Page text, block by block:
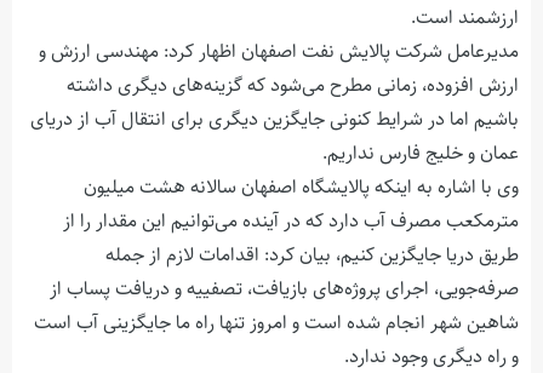
ارزشمند است.
مدیرعامل شرکت پالایش نفت اصفهان اظهار کرد: مهندسی ارزش و
ارزش افزوده، زمانی مطرح می‌شود که گزینه‌های دیگری داشته
باشیم اما در شرایط کنونی جایگزین دیگری برای انتقال آب از دریای
عمان و خلیج فارس نداریم.
وی با اشاره به اینکه پالایشگاه اصفهان سالانه هشت میلیون
مترمکعب مصرف آب دارد که در آینده می‌توانیم این مقدار را از
طریق دریا جایگزین کنیم، بیان کرد: اقدامات لازم از جمله
صرفه‌جویی، اجرای پروژه‌های بازیافت، تصفییه و دریافت پساب از
شاهین شهر انجام شده است و امروز تنها راه ما جایگزینی آب است
و راه دیگری وجود ندارد.